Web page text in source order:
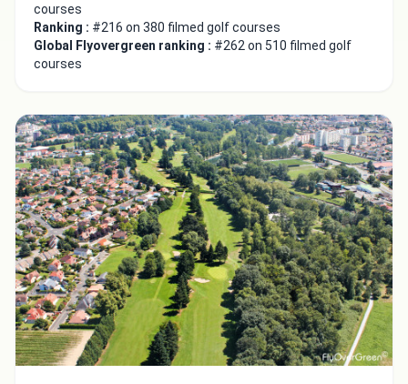
courses
Ranking : #216 on 380 filmed golf courses
Global Flyovergreen ranking : #262 on 510 filmed golf
courses